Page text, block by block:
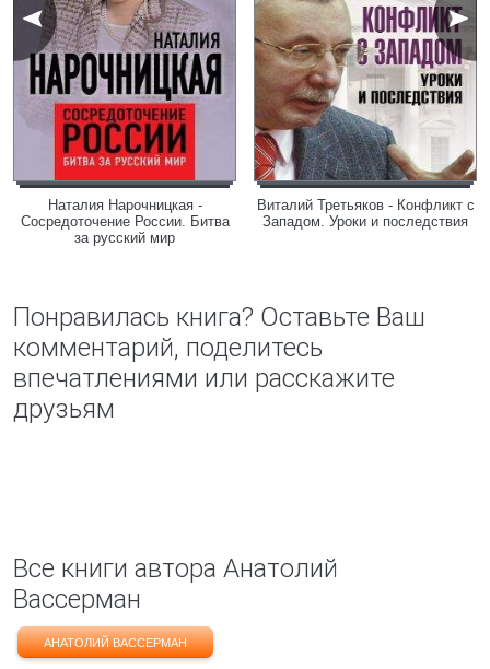
Наталия Нарочницкая -
Сосредоточение России. Битва
за русский мир
Виталий Третьяков - Конфликт с
Западом. Уроки и последствия
Понравилась книга? Оставьте Ваш
комментарий, поделитесь
впечатлениями или расскажите
друзьям
Все книги автора Анатолий
Вассерман
АНАТОЛИЙ ВАССЕРМАН